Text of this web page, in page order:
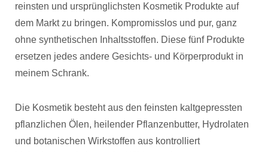
reinsten und ursprünglichsten Kosmetik Produkte auf
dem Markt zu bringen. Kompromisslos und pur, ganz
ohne synthetischen Inhaltsstoffen. Diese fünf Produkte
ersetzen jedes andere Gesichts- und Körperprodukt in
meinem Schrank.
Die Kosmetik besteht aus den feinsten kaltgepressten
pflanzlichen Ölen, heilender Pflanzenbutter, Hydrolaten
und botanischen Wirkstoffen aus kontrolliert